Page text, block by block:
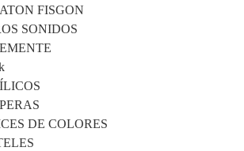
FISGON
SONIDOS
DE COLORES